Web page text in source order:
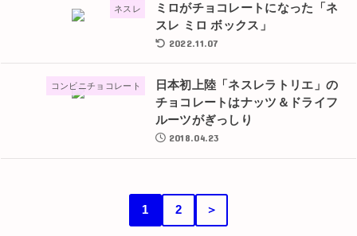
ネスレ
ミロがチョコレートになった「ネ
スレ ミロ ボックス」
2022.11.07
コンビニチョコレート
日本初上陸「ネスレラトリエ」の
チョコレートはナッツ＆ドライフ
ルーツがぎっしり
2018.04.23
1 2 ＞